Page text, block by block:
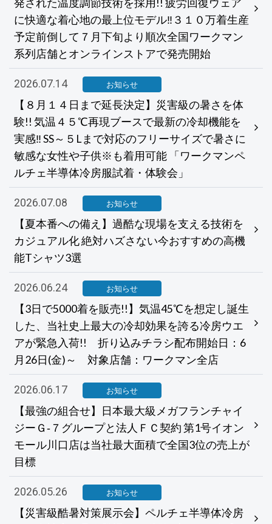
に快適な着心地の最上位モデル‼３１０万着生産
予定前倒して７月下旬より順次全国ワークマン
系列店舗とオンラインストアで発売開始
2026.07.14 お知らせ
【８月１４日まで延長決定】災害級の暑さを体
験!! 気温４５℃再現ブースで最新の冷却機能を
実感‼ SS～５Lまで対応のフリーサイズで暑さに
敏感な女性や子供※も着用可能 「ワークマンペ
ルチェ半導体冷房服試着・体験会」
2026.07.08 お知らせ
【夏本番への備え】過酷な現場を支える技術を
カジュアル化 絶対ハズさない今おすすめの高機
能Tシャツ3選
2026.06.24 お知らせ
【3日で5000着を販売!!】気温45℃を想定し誕生
した、当社史上最大の冷却効果を誇る冷房ウエ
アが緊急入荷!! 折り込みチラシ配布開始日：6
月26日(金)～ 対象店舗：ワークマン全店
2026.06.17 お知らせ
【最強の組合せ】日本最大級メガフランチャイ
ジーＧ‐７グループと法人ＦＣ契約 第1号イオン
モール川口店は当社最大面積で全国3位の売上が
目標
2026.05.26 お知らせ
【災害級酷暑対策展示会】ペルチェ半導体冷房